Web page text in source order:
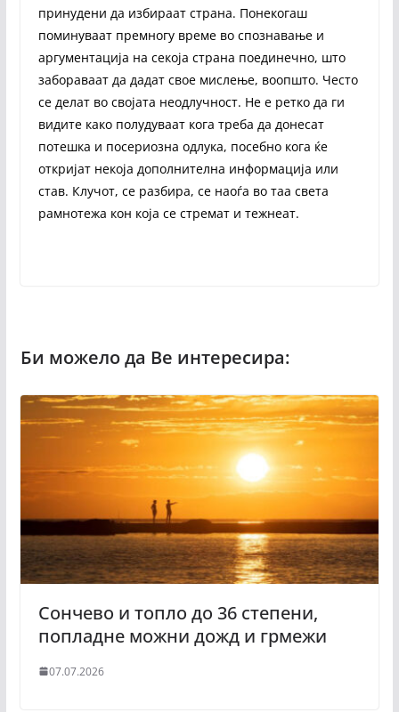
принудени да избираат страна. Понекогаш
поминуваат премногу време во спознавање и
аргументација на секоја страна поединечно, што
забораваат да дадат свое мислење, воопшто. Често
се делат во својата неодлучност. Не е ретко да ги
видите како полудуваат кога треба да донесат
потешка и посериозна одлука, посебно кога ќе
откријат некоја дополнителна информација или
став. Клучот, се разбира, се наоѓа во таа света
рамнотежа кон која се стремат и тежнеат.
Сончево и топло до 36 степени,
попладне можни дожд и грмежи
07.07.2026